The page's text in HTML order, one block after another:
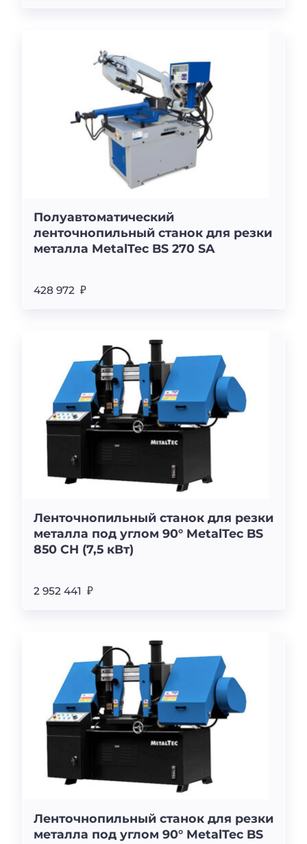
Полуавтоматический
ленточнопильный станок для резки
металла MetalTec BS 270 SA
428 972 ₽
Ленточнопильный станок для резки
металла под углом 90° MetalTec BS
850 CH (7,5 кВт)
2 952 441 ₽
Ленточнопильный станок для резки
металла под углом 90° MetalTec BS